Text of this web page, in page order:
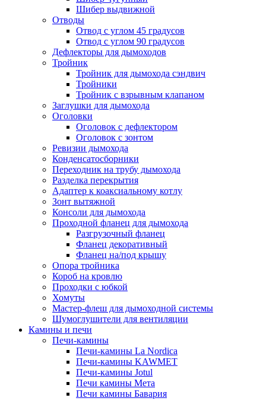
Шибер выдвижной
Отводы
Отвод с углом 45 градусов
Отвод с углом 90 градусов
Дефлекторы для дымоходов
Тройник
Тройник для дымохода сэндвич
Тройники
Тройник с взрывным клапаном
Заглушки для дымохода
Оголовки
Оголовок с дефлектором
Оголовок с зонтом
Ревизии дымохода
Конденсатосборники
Переходник на трубу дымохода
Разделка перекрытия
Адаптер к коаксиальному котлу
Зонт вытяжной
Консоли для дымохода
Проходной фланец для дымохода
Разгрузочный фланец
Фланец декоративный
Фланец на/под крышу
Опора тройника
Короб на кровлю
Проходки с юбкой
Хомуты
Мастер-флеш для дымоходной системы
Шумоглушители для вентиляции
Камины и печи
Печи-камины
Печи-камины La Nordica
Печи-камины KAWMET
Печи-камины Jotul
Печи камины Мета
Печи камины Бавария